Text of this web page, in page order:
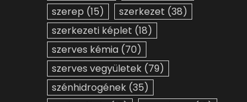
szerep (15) szerkezet (38)
szerkezeti képlet (18)
szerves kémia (70)
szerves vegyületek (79)
szénhidrogének (35)